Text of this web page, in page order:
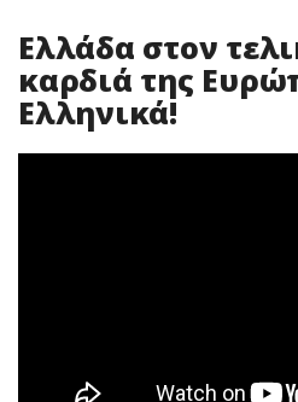
Ελλάδα στον
καρδιά της
Ελληνικά!